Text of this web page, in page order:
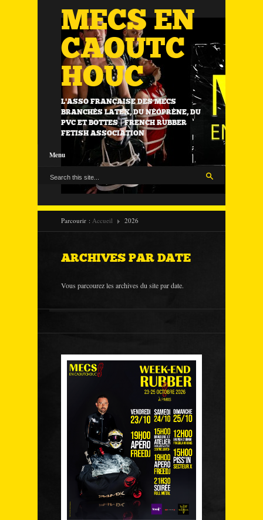
MECS EN
CAOUTC
HOUC
L'ASSO FRANÇAISE DES MECS
BRANCHÉS LATEX, DU NÉOPRÈNE, DU
PVC ET BOTTES | FRENCH RUBBER
FETISH ASSOCIATION
Menu
Parcourir : Accueil 2026
ARCHIVES PAR DATE
Vous parcourez les archives du site par date.